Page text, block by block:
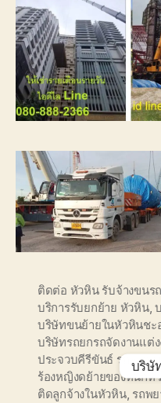
ติดต่อ หัวหิน รับจ้างขนรถ
บริการรับยกย้าย หัวหิน,
บริษัทขนย้ายในหัวหินชะ
บริษัทรถยกรถจัดงานแต่
ประจวบคีรีขันธ์ รถลากจูง
ร้องหญิงดย้ายของหนักหั
ติดลูกจ้างในหัวหิน, รถพ
บริษั